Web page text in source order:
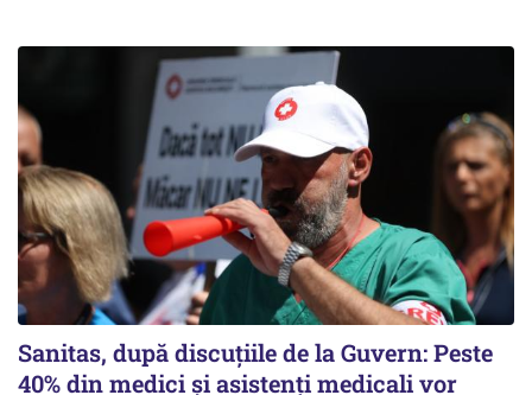
Sanitas, după discuțiile de la Guvern: Peste
40% din medici și asistenți medicali vor